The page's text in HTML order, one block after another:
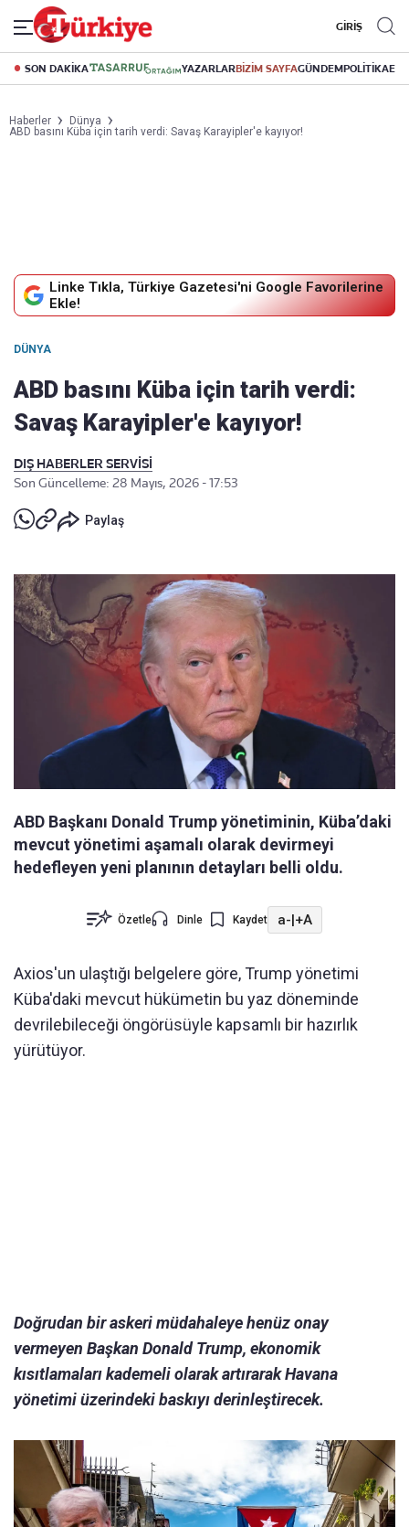
GİRİŞ
SON DAKİKA YAZARLARBİZİM SAYFAGÜNDEMPOLİTİKA
Haberler
Dünya
ABD basını Küba için tarih verdi: Savaş Karayipler'e kayıyor!
Linke Tıkla, Türkiye Gazetesi'ni Google Favorilerine
Ekle!
DÜNYA
ABD basını Küba için tarih verdi:
Savaş Karayipler'e kayıyor!
DIŞ HABERLER SERVİSİ
Son Güncelleme: 28 Mayıs, 2026 - 17:53
Paylaş
ABD Başkanı Donald Trump yönetiminin, Küba’daki
mevcut yönetimi aşamalı olarak devirmeyi
hedefleyen yeni planının detayları belli oldu.
Özetle Dinle Kaydet a-|+A
Axios'un ulaştığı belgelere göre, Trump yönetimi
Küba'daki mevcut hükümetin bu yaz döneminde
devrilebileceği öngörüsüyle kapsamlı bir hazırlık
yürütüyor.
Doğrudan bir askeri müdahaleye henüz onay
vermeyen Başkan Donald Trump, ekonomik
kısıtlamaları kademeli olarak artırarak Havana
yönetimi üzerindeki baskıyı derinleştirecek.